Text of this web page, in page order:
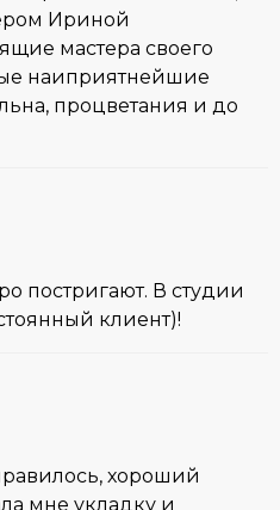
Ириной
мастера своего
наиприятнейшие
процветания и до
постригают. В студии
клиент)!
хороший
мне укладку и